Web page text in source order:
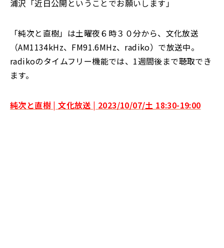
浦沢「近日公開ということでお願いします」
「純次と直樹」は土曜夜６時３０分から、文化放送
（AM1134kHz、FM91.6MHz、radiko）で放送中。
radikoのタイムフリー機能では、1週間後まで聴取でき
ます。
純次と直樹 | 文化放送 | 2023/10/07/土 18:30-19:00